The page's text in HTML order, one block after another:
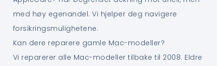
med høy egenandel. Vi hjelper deg navigere
forsikringsmulighetene.
Kan dere reparere gamle Mac-modeller?
Vi reparerer alle Mac-modeller tilbake til 2008. Eldre